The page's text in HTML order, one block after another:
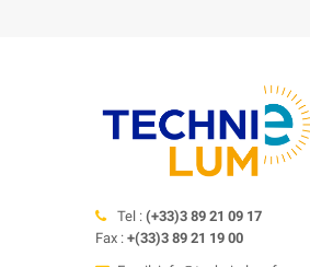
Tel : (+33)3 89 21 09 17
Fax : +(33)3 89 21 19 00